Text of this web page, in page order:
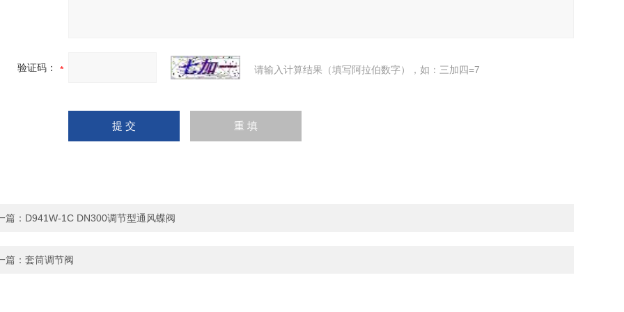
验证码： 请输入计算结果（填写阿拉伯数字），如：三加四=7
篇： D941W-1C DN300调节型通风蝶阀
篇： 套筒调节阀